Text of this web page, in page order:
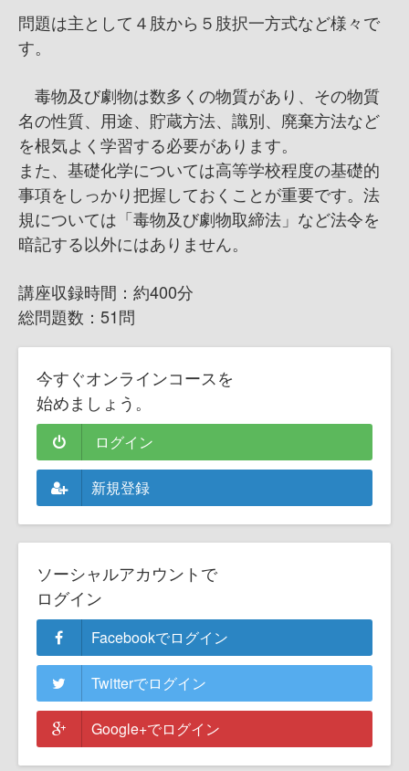
問題は主として４肢から５肢択一方式など様々で
す。
毒物及び劇物は数多くの物質があり、その物質
名の性質、用途、貯蔵方法、識別、廃棄方法など
を根気よく学習する必要があります。
また、基礎化学については高等学校程度の基礎的
事項をしっかり把握しておくことが重要です。法
規については「毒物及び劇物取締法」など法令を
暗記する以外にはありません。
講座収録時間：約400分
総問題数：51問
今すぐオンラインコースを
始めましょう。
ログイン
新規登録
ソーシャルアカウントで
ログイン
Facebookでログイン
Twitterでログイン
Google+でログイン